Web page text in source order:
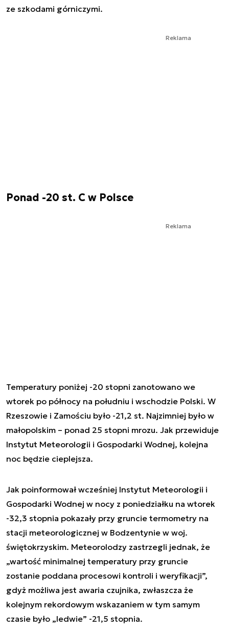
ze szkodami górniczymi.
Reklama
Ponad -20 st. C w Polsce
Reklama
Temperatury poniżej -20 stopni zanotowano we
wtorek po północy na południu i wschodzie Polski. W
Rzeszowie i Zamościu było -21,2 st. Najzimniej było w
małopolskim – ponad 25 stopni mrozu. Jak przewiduje
Instytut Meteorologii i Gospodarki Wodnej, kolejna
noc będzie cieplejsza.
Jak poinformował wcześniej Instytut Meteorologii i
Gospodarki Wodnej w nocy z poniedziałku na wtorek
-32,3 stopnia pokazały przy gruncie termometry na
stacji meteorologicznej w Bodzentynie w woj.
świętokrzyskim. Meteorolodzy zastrzegli jednak, że
„wartość minimalnej temperatury przy gruncie
zostanie poddana procesowi kontroli i weryfikacji”,
gdyż możliwa jest awaria czujnika, zwłaszcza że
kolejnym rekordowym wskazaniem w tym samym
czasie było „ledwie” -21,5 stopnia.